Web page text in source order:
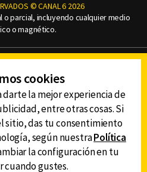
© CANAL 6 2026
parcial, incluyendo cualquier medio
o magnético.
PRIVACIDAD
DE LAS AUDIENCIAS
LA APP DE CANAL 6
cookies
la mejor experiencia de
entre otras cosas. Si
sitio, das tu consentimiento
según nuestraPolítica
la configuración en tu
cuando gustes.